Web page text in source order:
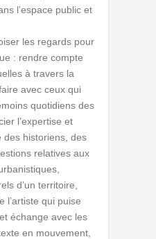
l’espace public et
les regards pour
: rendre compte
à travers la
avec ceux qui
quotidiens des
l’expertise et
des historiens, des
relatives aux
d’un territoire,
l’artiste qui puise
échange avec les
en mouvement,